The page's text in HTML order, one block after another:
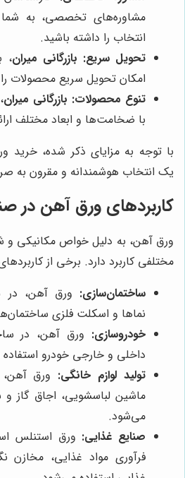
مشاوره‌های تخصصی، به
انتخاب را داشته باشید.
تحویل سریع: بازرگانی میران،
امکان تحویل سریع محصولات
تنوع محصولات: بازرگانی میران
با ضخامت‌ها و ابعاد مختلف
با توجه به مزایای ذکر شده، خرید
یک انتخاب هوشمندانه و مقرون به
کاربردهای ورق آهن در
ورق آهن، به دلیل خواص مکانیکی و
مختلفی کاربرد دارد. برخی از
ساختمان‌سازی: ورق آهن، در
نماها و اسکلت فلزی
خودروسازی: ورق آهن، در
داخلی و خارجی خودرو
تولید لوازم خانگی: ورق
ماشین لباسشویی، اجاق گاز و
می‌شود.
صنایع غذایی: ورق استنلس
فرآوری مواد غذایی، مخازن